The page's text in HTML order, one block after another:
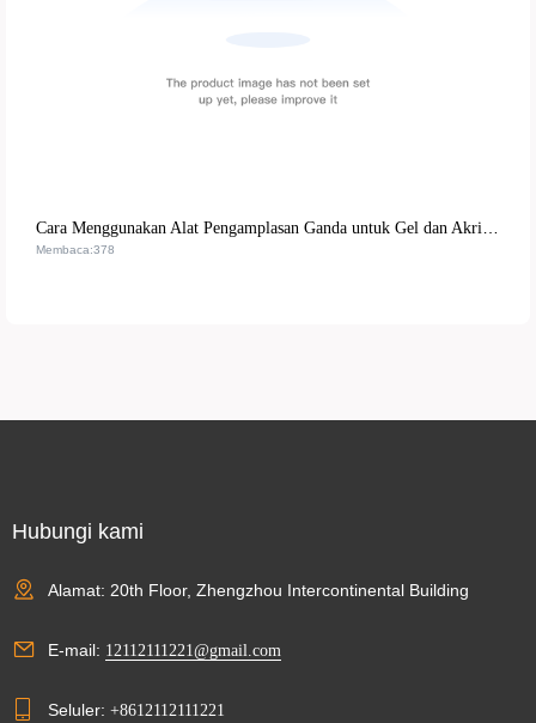
Membaca:378
Hubungi kami
Alamat: 20th Floor, Zhengzhou Intercontinental Building
E-mail: 12112111221@gmail.com
Seluler: +8612112111221